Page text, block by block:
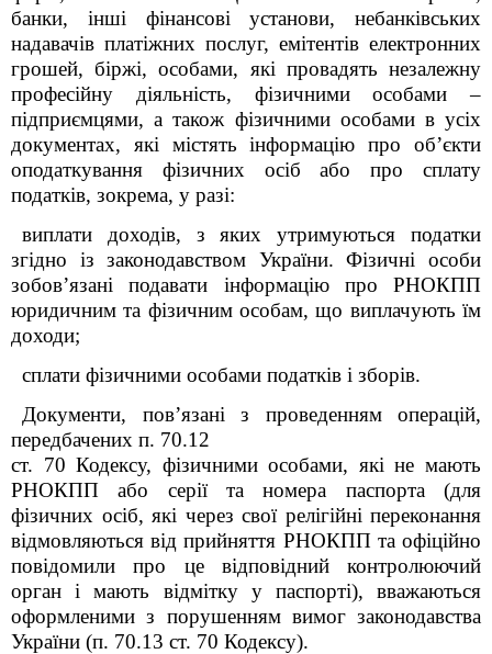
банки, інші фінансові установи, небанківських
надавачів платіжних послуг, емітентів електронних
грошей, біржі, особами, які провадять незалежну
професійну діяльність, фізичними особами –
підприємцями, а також фізичними особами в усіх
документах, які містять інформацію про об’єкти
оподаткування фізичних осіб або про сплату
податків, зокрема, у разі:
виплати доходів, з яких утримуються податки
згідно із законодавством України. Фізичні особи
зобов’язані подавати інформацію про РНОКПП
юридичним та фізичним особам, що виплачують їм
доходи;
сплати фізичними особами податків і зборів.
Документи, пов’язані з проведенням операцій,
передбачених п. 70.12
ст. 70 Кодексу, фізичними особами, які не мають
РНОКПП або серії та номера паспорта (для
фізичних осіб, які через свої релігійні переконання
відмовляються від прийняття РНОКПП та офіційно
повідомили про це відповідний контролюючий
орган і мають відмітку у паспорті), вважаються
оформленими з порушенням вимог законодавства
України (п. 70.13 ст. 70 Кодексу).